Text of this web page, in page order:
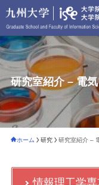
研究室紹介 – 電
ホーム 研究 研究室紹介 –
情報理工学